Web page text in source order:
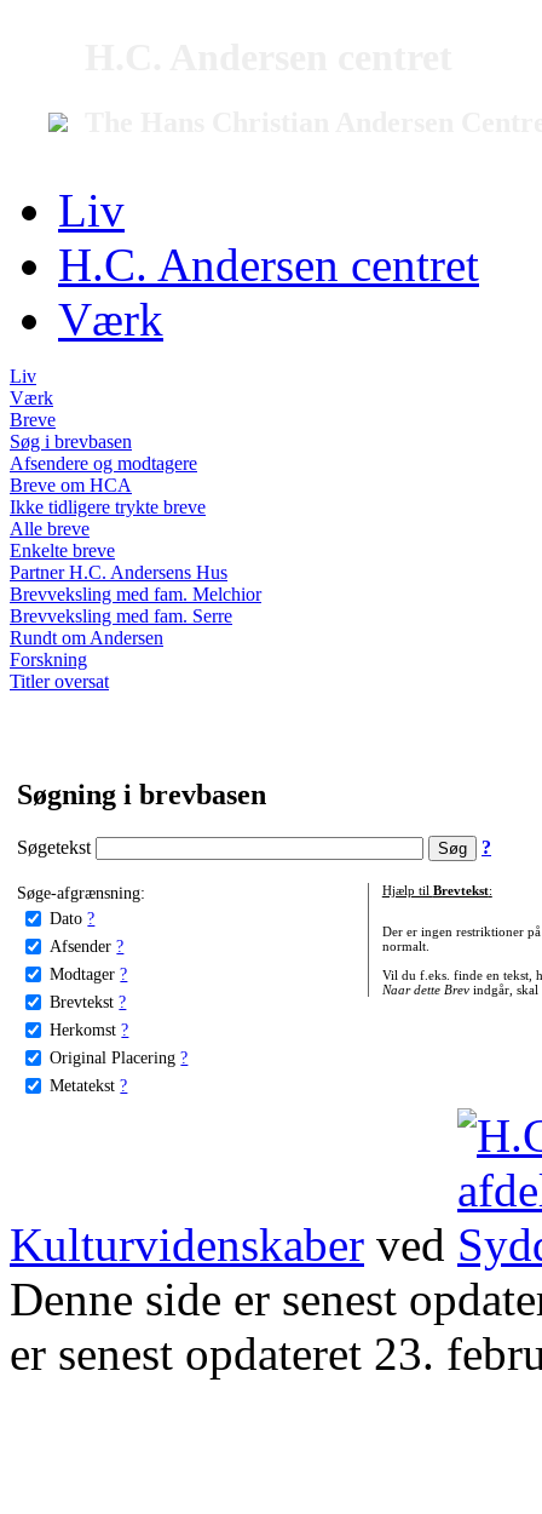
Liv
H.C. Andersen centret
Værk
Liv
Værk
Breve
Søg i brevbasen
Afsendere og modtagere
Breve om HCA
Ikke tidligere trykte breve
Alle breve
Enkelte breve
Partner H.C. Andersens Hus
Brevveksling med fam. Melchior
Brevveksling med fam. Serre
Rundt om Andersen
Forskning
Titler oversat
Søgning i brevbasen
Søgetekst ?
Søge-afgrænsning:
Dato ?
Afsender ?
Modtager ?
Brevtekst ?
Herkomst ?
Original Placering ?
Metatekst ?
Hjælp til Brevtekst:
Der er ingen restriktioner
normalt.
Vil du f.eks. finde en tekst,
Naar dette Brevindgår, skal
Kulturvidenskaber ved
Denne side er senest
er senest opdateret 23.